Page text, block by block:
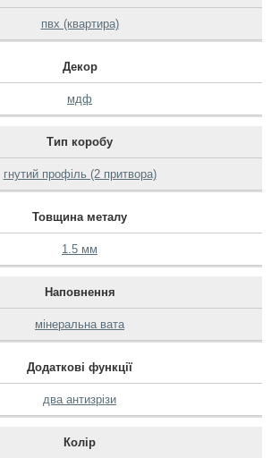
пвх (квартира)
Декор
мдф
Тип коробу
гнутий профіль (2 притвора)
Товщина металу
1.5 мм
Наповнення
мінеральна вата
Додаткові функції
два антизрізи
Колір